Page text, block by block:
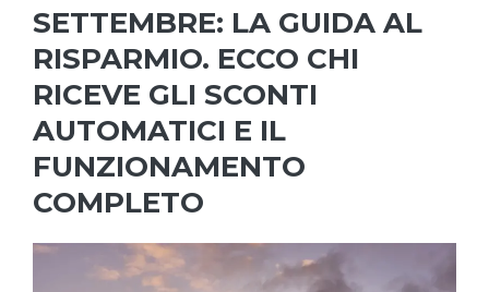
SETTEMBRE: LA GUIDA AL
RISPARMIO. ECCO CHI
RICEVE GLI SCONTI
AUTOMATICI E IL
FUNZIONAMENTO
COMPLETO